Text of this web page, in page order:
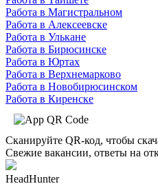
Работа в Магистральном
Работа в Алексеевске
Работа в Улькане
Работа в Бирюсинске
Работа в Юртах
Работа в Верхнемарково
Работа в Новобирюсинском
Работа в Киренске
Сканируйте QR-код, чтобы
Свежие вакансии, ответы на
HeadHunter